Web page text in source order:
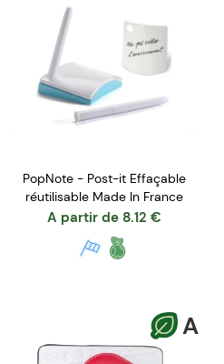
PopNote - Post-it Effaçable
réutilisable Made In France
A partir de 8.12 €
A